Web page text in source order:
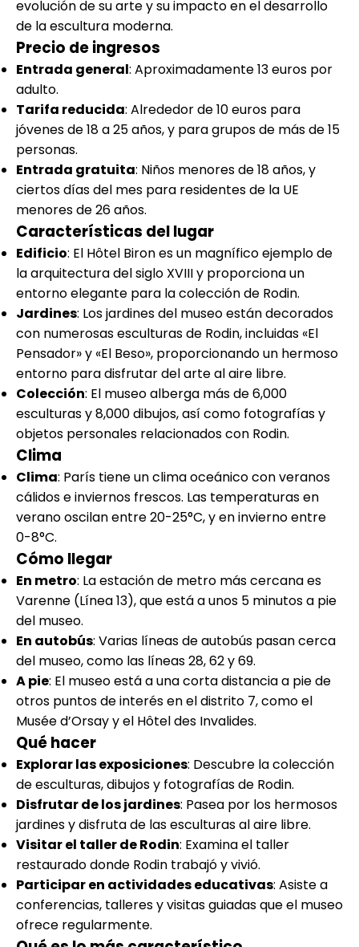
evolución de su arte y su impacto en el desarrollo
de la escultura moderna.
Precio de ingresos
Entrada general: Aproximadamente 13 euros por
adulto.
Tarifa reducida: Alrededor de 10 euros para
jóvenes de 18 a 25 años, y para grupos de más de 15
personas.
Entrada gratuita: Niños menores de 18 años, y
ciertos días del mes para residentes de la UE
menores de 26 años.
Características del lugar
Edificio: El Hôtel Biron es un magnífico ejemplo de
la arquitectura del siglo XVIII y proporciona un
entorno elegante para la colección de Rodin.
Jardines: Los jardines del museo están decorados
con numerosas esculturas de Rodin, incluidas «El
Pensador» y «El Beso», proporcionando un hermoso
entorno para disfrutar del arte al aire libre.
Colección: El museo alberga más de 6,000
esculturas y 8,000 dibujos, así como fotografías y
objetos personales relacionados con Rodin.
Clima
Clima: París tiene un clima oceánico con veranos
cálidos e inviernos frescos. Las temperaturas en
verano oscilan entre 20-25°C, y en invierno entre
0-8°C.
Cómo llegar
En metro: La estación de metro más cercana es
Varenne (Línea 13), que está a unos 5 minutos a pie
del museo.
En autobús: Varias líneas de autobús pasan cerca
del museo, como las líneas 28, 62 y 69.
A pie: El museo está a una corta distancia a pie de
otros puntos de interés en el distrito 7, como el
Musée d’Orsay y el Hôtel des Invalides.
Qué hacer
Explorar las exposiciones: Descubre la colección
de esculturas, dibujos y fotografías de Rodin.
Disfrutar de los jardines: Pasea por los hermosos
jardines y disfruta de las esculturas al aire libre.
Visitar el taller de Rodin: Examina el taller
restaurado donde Rodin trabajó y vivió.
Participar en actividades educativas: Asiste a
conferencias, talleres y visitas guiadas que el museo
ofrece regularmente.